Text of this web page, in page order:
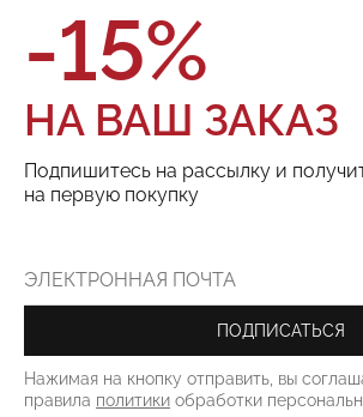
Поделиться:
РЕКОМЕНДУЕМ
-15%
НА ВАШ ЗАКАЗ
Подпишитесь на рассылку и
на первую покупку
ПОДПИСАТЬСЯ
Нажимая на кнопку отправить, вы
правила политики обработки